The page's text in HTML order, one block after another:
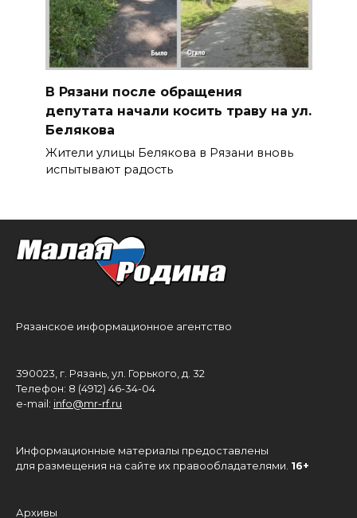
В Рязани после обращения
депутата начали косить траву на ул.
Белякова
Жители улицы Белякова в Рязани вновь
испытывают радость
Рязанское информационное агентство
390023, г. Рязань, ул. Горького, д. 32
Телефон: 8 (4912) 46-34-04
e-mail: info@mr-rf.ru
Информационные материалы предоставлены
для размещения на сайте их правообладателями. 16+
Архивы